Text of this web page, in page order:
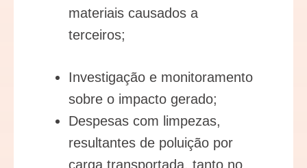
materiais causados a
terceiros;
Investigação e monitoramento
sobre o impacto gerado;
Despesas com limpezas,
resultantes de poluição por
carga transportada, tanto no